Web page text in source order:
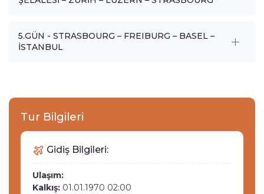
5.GÜN - STRASBOURG – FREIBURG – BASEL –
İSTANBUL
Tur Bilgileri
Gidiş Bilgileri:
Ulaşım:
Kalkış: 01.01.1970 02:00